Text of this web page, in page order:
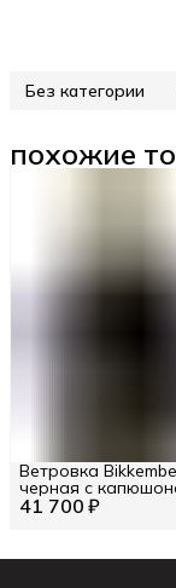
Без категории
похожие
41 700 ₽
Ветровка
черная с